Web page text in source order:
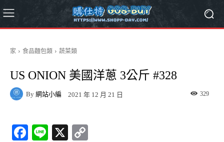
家 食品麵包類 蔬菜類
US ONION 美國洋蔥 3公斤 #328
By 網站小編 2021 年 12 月 21 日 329
Fa
Li
X